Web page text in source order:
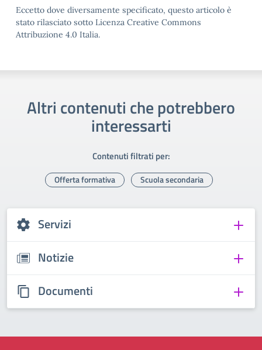
Eccetto dove diversamente specificato, questo articolo è
stato rilasciato sotto Licenza Creative Commons
Attribuzione 4.0 Italia.
Altri contenuti che potrebbero
interessarti
Contenuti filtrati per:
Offerta formativa Scuola secondaria
Servizi
Notizie
Documenti